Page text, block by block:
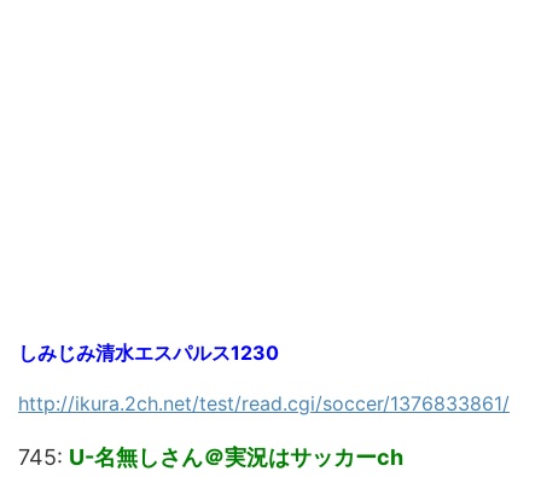
しみじみ清水エスパルス1230
http://ikura.2ch.net/test/read.cgi/soccer/1376833861/
745: U-名無しさん＠実況はサッカーch